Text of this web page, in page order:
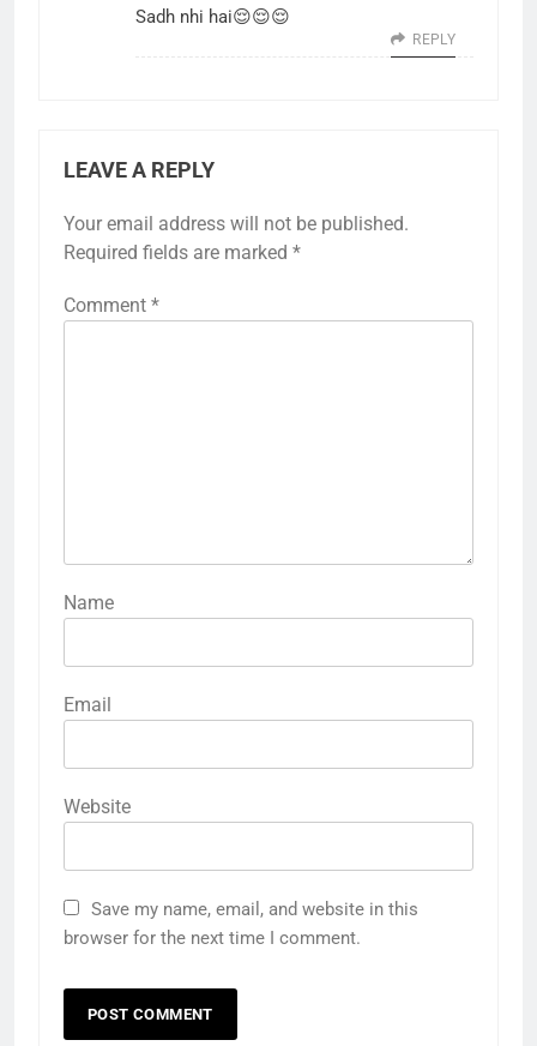
Sadh nhi hai😌😌😌
REPLY
LEAVE A REPLY
Your email address will not be published.
Required fields are marked *
Comment *
Name
Email
Website
Save my name, email, and website in this
browser for the next time I comment.